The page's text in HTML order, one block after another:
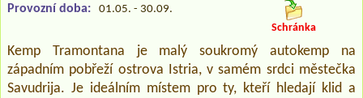
Provozní doba:
01.05. - 30.09.
Schránka
Kemp Tramontana je malý soukromý autokemp na
západním pobřeží ostrova Istria, v samém srdci městečka
Savudrija. Je ideálním místem pro ty, kteří hledají klid a